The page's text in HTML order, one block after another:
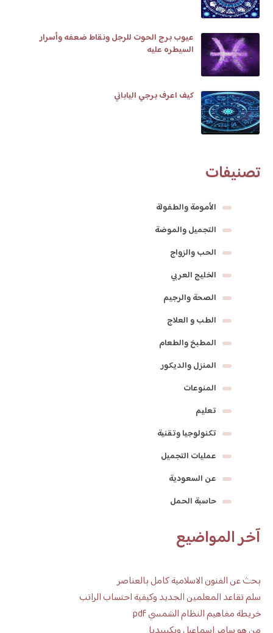
عيوب برج الحوت للرجل ونقاط ضعفه وأسرار
السيطره عليه
كيف اعرف برجي الياباني
تصنيفات
الأمومة والطفولة
التجميل والموضة
الحب والزواج
الخليج العربي
الصحة والرجيم
الطب و العلاج
المطبخ والطعام
المنزل والديكور
المنوعات
تعليم
تكنولوجيا وتقنية
عمليات التجميل
عن السعودية
حاسبة الحمل
آخر المواضيع
بحث عن الفنون الاسلامية كامل بالعناصر
سلم تقاعد المعلمين الجديد وكيفية احتساب الراتب
خريطة مفاهيم النظام الشمسي pdf